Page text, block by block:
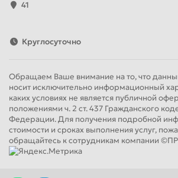
41
Круглосуточно
Обращаем Ваше внимание на то, что
носит исключительно информационный
каких условиях не является публичной
положениями ч. 2 ст. 437 Гражданского
Федерации. Для получения подробной
стоимости и сроках выполнения услуг,
обращайтесь к сотрудникам компании